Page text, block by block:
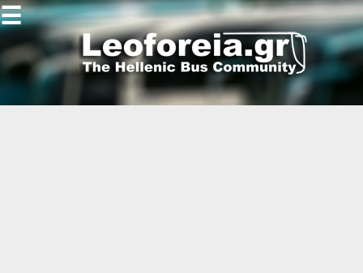
Gallery
☰